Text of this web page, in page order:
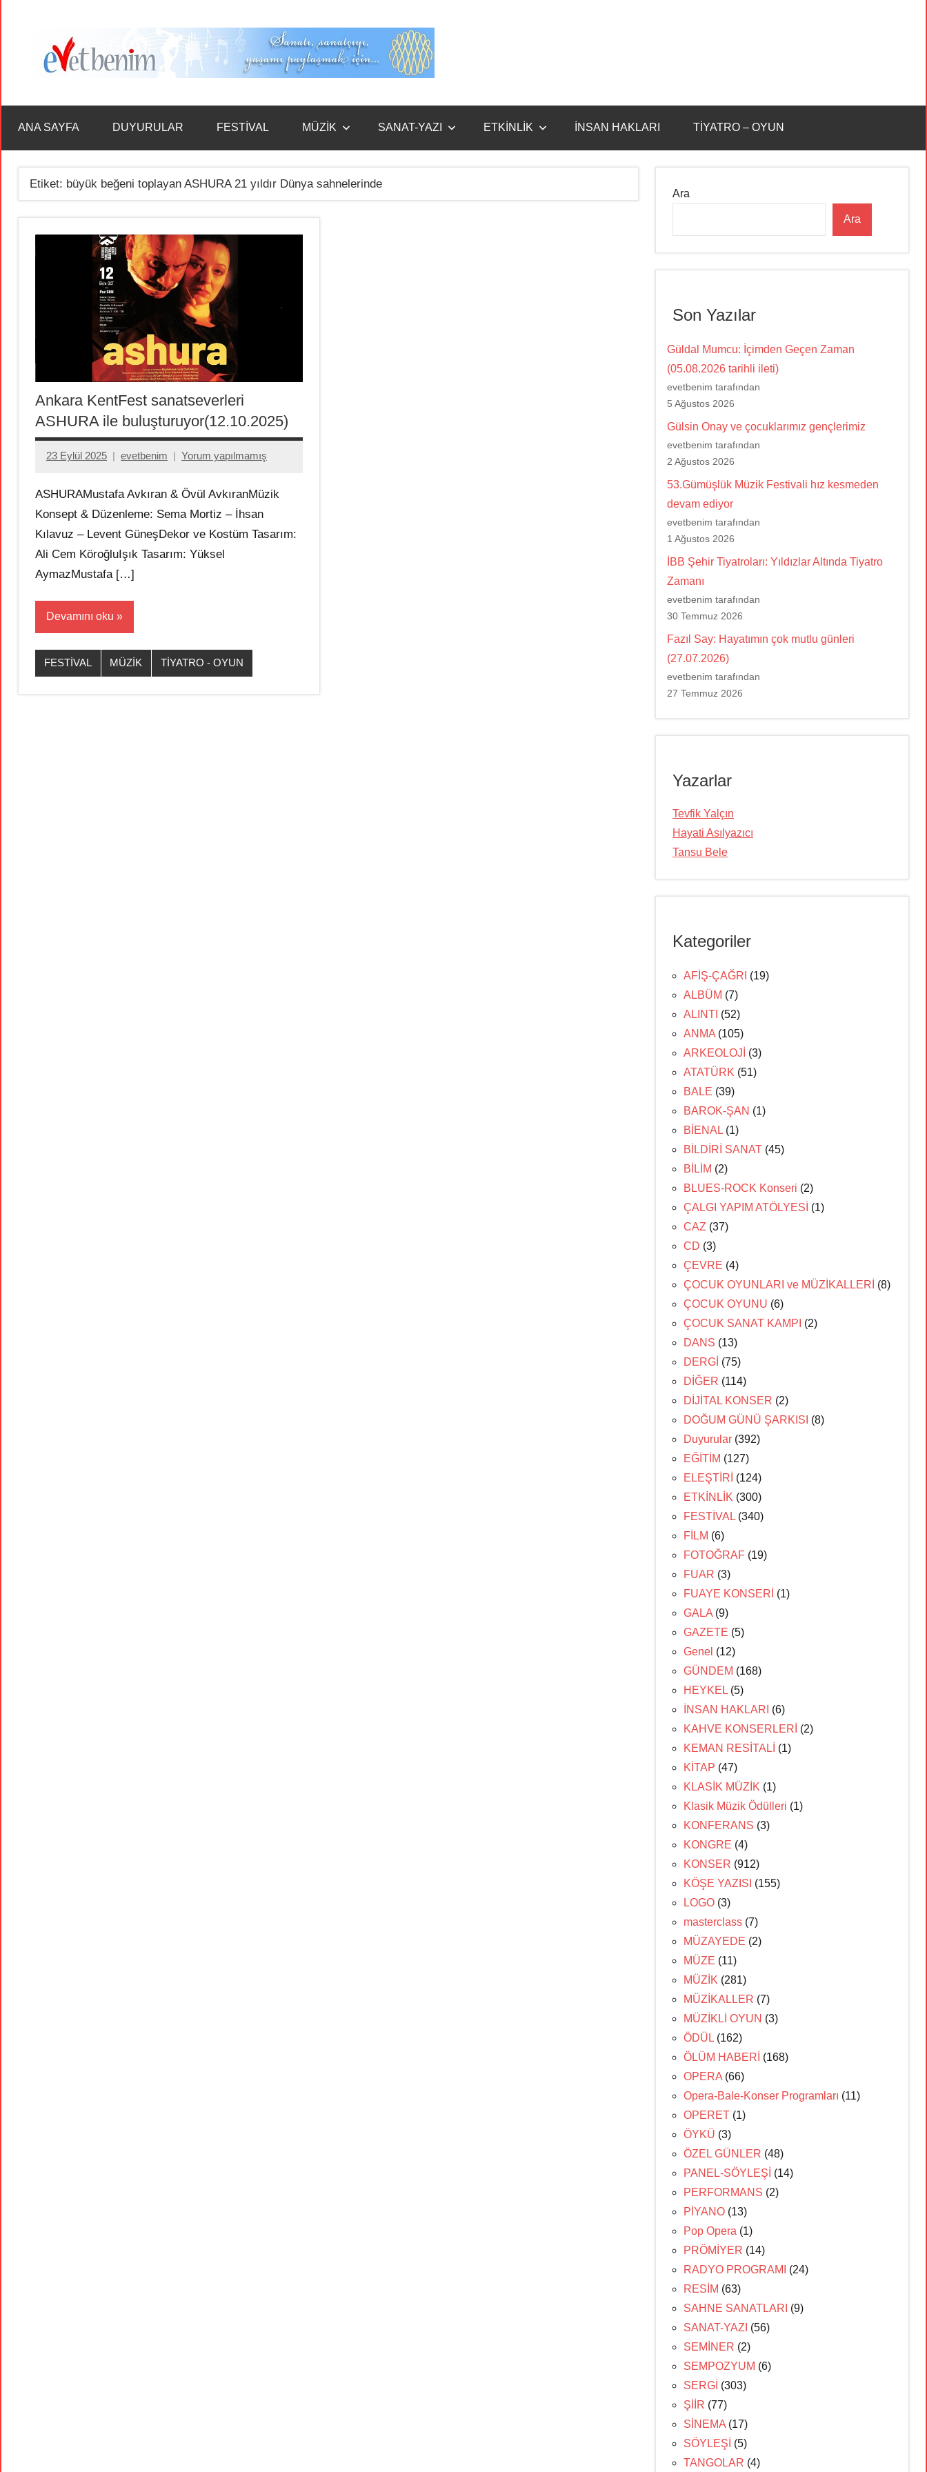
Benim
ANA SAYFA DUYURULAR FESTİVAL MÜZİK SANAT-YAZI ETKİNLİK İNSAN HAKLARI TİYATRO – OYUN
Etiket: büyük beğeni toplayan ASHURA 21 yıldır Dünya sahnelerinde
Ankara KentFest sanatseverleri
ASHURA ile buluşturuyor(12.10.2025)
23 Eylül 2025 evetbenim Yorum yapılmamış
ASHURAMustafa Avkıran & Övül AvkıranMüzik
Konsept & Düzenleme: Sema Mortiz – İhsan
Kılavuz – Levent GüneşDekor ve Kostüm Tasarım:
Ali Cem KöroğluIşık Tasarım: Yüksel
AymazMustafa […]
Devamını oku
FESTİVAL MÜZİK TİYATRO - OYUN
Ara
Ara
Son Yazılar
Güldal Mumcu: İçimden Geçen Zaman
(05.08.2026 tarihli ileti)
evetbenim tarafından
5 Ağustos 2026
Gülsin Onay ve çocuklarımız gençlerimiz
evetbenim tarafından
2 Ağustos 2026
53.Gümüşlük Müzik Festivali hız kesmeden
devam ediyor
evetbenim tarafından
1 Ağustos 2026
İBB Şehir Tiyatroları: Yıldızlar Altında Tiyatro
Zamanı
evetbenim tarafından
30 Temmuz 2026
Fazıl Say: Hayatımın çok mutlu günleri
(27.07.2026)
evetbenim tarafından
27 Temmuz 2026
Yazarlar
Tevfik Yalçın
Hayati Asılyazıcı
Tansu Bele
Kategoriler
AFİŞ-ÇAĞRI (19)
ALBÜM (7)
ALINTI (52)
ANMA (105)
ARKEOLOJİ (3)
ATATÜRK (51)
BALE (39)
BAROK-ŞAN (1)
BİENAL (1)
BİLDİRİ SANAT (45)
BİLİM (2)
BLUES-ROCK Konseri (2)
ÇALGI YAPIM ATÖLYESİ (1)
CAZ (37)
CD (3)
ÇEVRE (4)
ÇOCUK OYUNLARI ve MÜZİKALLERİ (8)
ÇOCUK OYUNU (6)
ÇOCUK SANAT KAMPI (2)
DANS (13)
DERGİ (75)
DİĞER (114)
DİJİTAL KONSER (2)
DOĞUM GÜNÜ ŞARKISI (8)
Duyurular (392)
EĞİTİM (127)
ELEŞTİRİ (124)
ETKİNLİK (300)
FESTİVAL (340)
FİLM (6)
FOTOĞRAF (19)
FUAR (3)
FUAYE KONSERİ (1)
GALA (9)
GAZETE (5)
Genel (12)
GÜNDEM (168)
HEYKEL (5)
İNSAN HAKLARI (6)
KAHVE KONSERLERİ (2)
KEMAN RESİTALİ (1)
KİTAP (47)
KLASİK MÜZİK (1)
Klasik Müzik Ödülleri (1)
KONFERANS (3)
KONGRE (4)
KONSER (912)
KÖŞE YAZISI (155)
LOGO (3)
masterclass (7)
MÜZAYEDE (2)
MÜZE (11)
MÜZİK (281)
MÜZİKALLER (7)
MÜZİKLİ OYUN (3)
ÖDÜL (162)
ÖLÜM HABERİ (168)
OPERA (66)
Opera-Bale-Konser Programları (11)
OPERET (1)
ÖYKÜ (3)
ÖZEL GÜNLER (48)
PANEL-SÖYLEŞİ (14)
PERFORMANS (2)
PİYANO (13)
Pop Opera (1)
PRÖMİYER (14)
RADYO PROGRAMI
(24)
RESİM (63)
SAHNE SANATLARI (9)
SANAT-YAZI (56)
SEMİNER (2)
SEMPOZYUM (6)
SERGİ (303)
ŞİİR (77)
SİNEMA (17)
SÖYLEŞİ (5)
TANGOLAR (4)